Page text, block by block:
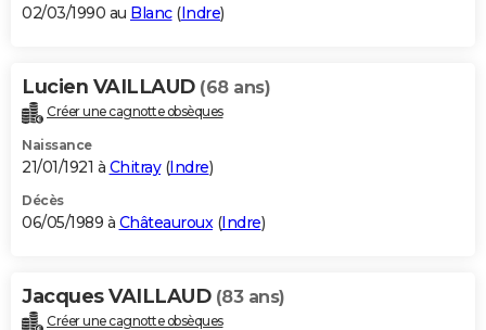
02/03/1990 au Blanc(Indre)
Lucien VAILLAUD (68 ans)
Créer une cagnotte obsèques
Naissance
21/01/1921 à Chitray(Indre)
Décès
06/05/1989 à Châteauroux(Indre)
Jacques VAILLAUD (83 ans)
Créer une cagnotte obsèques